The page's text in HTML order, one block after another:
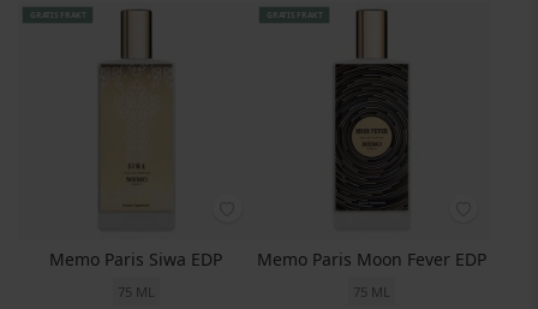
GRATIS FRAKT
Memo Paris Siwa EDP
75 ML
GRATIS FRAKT
Memo Paris Moon Fever EDP
75 ML